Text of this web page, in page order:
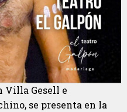
Villa Gesell e
se presenta en la